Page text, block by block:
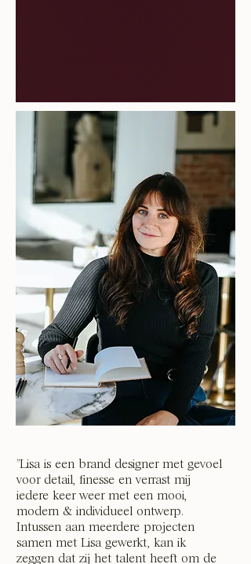
''Lisa is een brand designer met gevoel
voor detail, finesse en verrast mij
iedere keer weer met een mooi,
modern & individueel ontwerp.
Intussen aan meerdere projecten
samen met Lisa gewerkt, kan ik
zeggen dat zij het talent heeft om de